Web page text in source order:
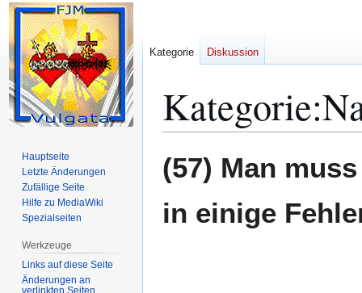
Kategorie:
Navigation
Suche
(57) Man
in einige
Kategorie Diskussion
Hauptseite
Letzte Änderungen
Zufällige Seite
Hilfe zu MediaWiki
Spezialseiten
Werkzeuge
Links auf diese Seite
Änderungen an
verlinkten Seiten